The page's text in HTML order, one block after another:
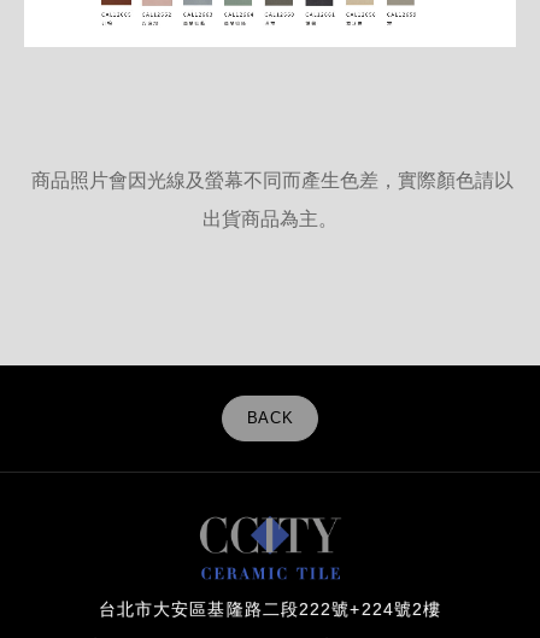
商品照片會因光線及螢幕不同而產生色差，實際顏色請以
出貨商品為主。
BACK
台北市大安區基隆路二段222號+224號2樓